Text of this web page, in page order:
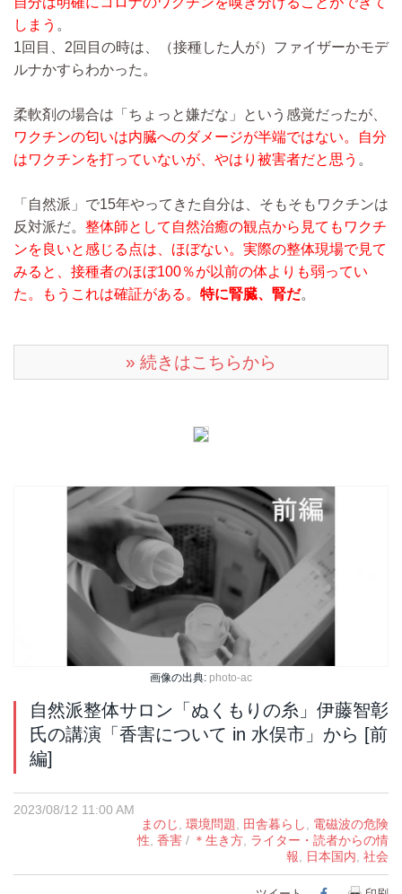
しまう 。
1回目、2回目の時は、（接種した人が）ファイザーかモデ
ルナかすらわかった。
柔軟剤の場合は「ちょっと嫌だな」という感覚だったが、
ワクチンの匂いは内臓へのダメージが半端ではない。自分
はワクチンを打っていないが、やはり被害者だと思う 。
「自然派」で15年やってきた自分は、そもそもワクチンは
反対派だ。 整体師として自然治癒の観点から見てもワクチ
ンを良いと感じる点は、ほぼない。実際の整体現場で見て
みると、接種者のほぼ100％が以前の体よりも弱ってい
た。もうこれは確証がある。 特に腎臓、腎だ。
» 続きはこちらから
画像の出典: photo-ac
自然派整体サロン「ぬくもりの糸」伊藤智彰
氏の講演「香害について in 水俣市」から [前
編]
2023/08/12 11:00 AM
まのじ
環境問題 田舎暮らし
電磁波の危険
性 香害 / ＊生き方 ライター・読者からの情
報
日本国内 社会